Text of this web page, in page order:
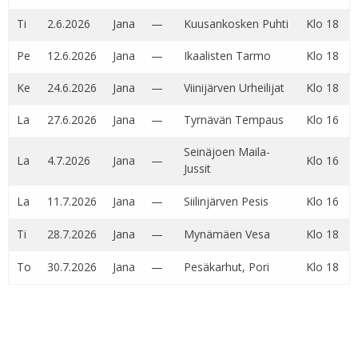
Ti 2.6.2026 Jana — Kuusankosken Puhti Klo 18
Pe 12.6.2026 Jana — Ikaalisten Tarmo Klo 18
Ke 24.6.2026 Jana — Viinijärven Urheilijat Klo 18
La 27.6.2026 Jana — Tyrnävän Tempaus Klo 16
La 4.7.2026 Jana —
Seinäjoen Maila-
Jussit
Klo 16
La 11.7.2026 Jana — Siilinjärven Pesis Klo 16
Ti 28.7.2026 Jana — Mynämäen Vesa Klo 18
To 30.7.2026 Jana — Pesäkarhut, Pori Klo 18